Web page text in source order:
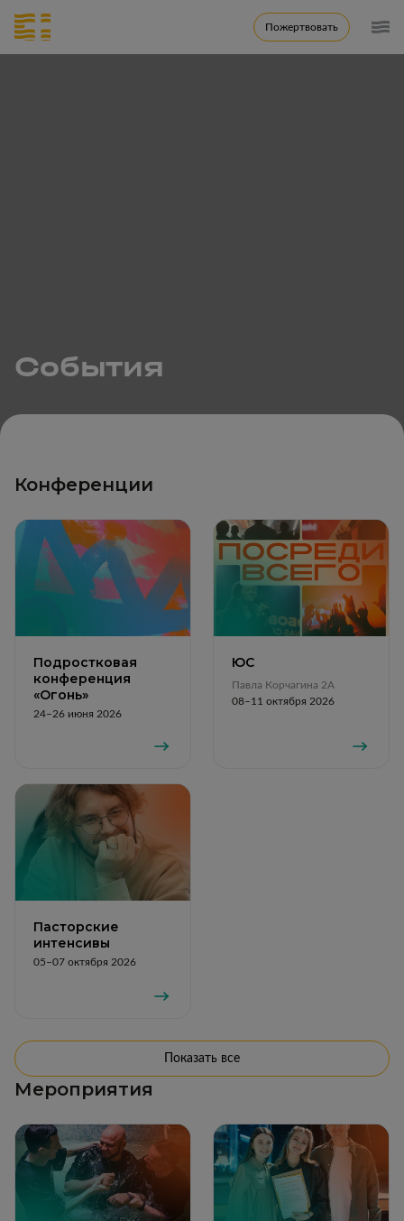
Пожертвовать
Cобытия
Конференции
Подростковая
конференция
«Огонь»
24–26 июня 2026
ЮС
Павла Корчагина 2А
08–11 октября 2026
Пасторские
интенсивы
05–07 октября 2026
Показать все
Мероприятия